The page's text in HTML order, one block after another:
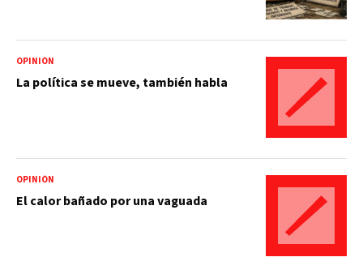
OPINIÓN
La política se mueve, también habla
OPINIÓN
El calor bañado por una vaguada